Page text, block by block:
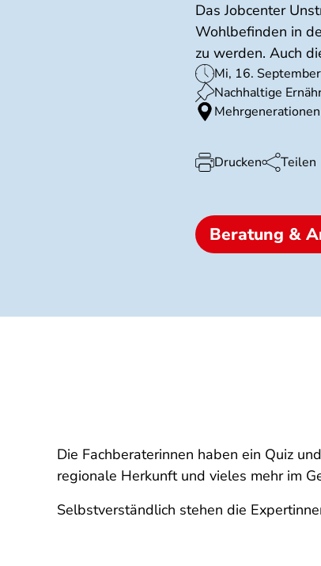
Das Jobcenter
Wohlbefinden in
zu werden. Auch
Mi, 16.
Nachhaltige
Drucken Teilen
Beratung &
Die Fachberaterinnen haben ein Quiz
regionale Herkunft und vieles mehr im
Selbstverständlich stehen die